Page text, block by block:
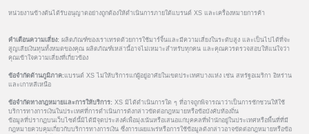
หน่วยงานข้างต้นได้รับอนุญาตอย่างถูกต้องให้ดำเนินการภายใต้แบรนด์ XS และเครื่องหมายการค้า
คำเตือนความเสี่ยง: ผลิตภัณฑ์ของเราเทรดด้วยการใช้มาร์จิ้นและมีความเสี่ยงในระดับสูง และเป็นไปได้ที่จะ
สูญเสียเงินทุนทั้งหมดของคุณ ผลิตภัณฑ์เหล่านี้อาจไม่เหมาะสำหรับทุกคน และคุณควรตรวจสอบให้แน่ใจว่า
คุณเข้าใจความเสี่ยงที่เกี่ยวข้อง
ข้อจำกัดด้านภูมิภาค: แบรนด์ XS ไม่ให้บริการแก่ผู้อยู่อาศัยในเขตประเทศบางแห่ง เช่น สหรัฐอเมริกา อิหร่าน
และเกาหลีเหนือ
ข้อจำกัดทางกฎหมายและการให้บริการ: XS มิได้ดำเนินการใด ๆ ที่อาจถูกพิจารณาว่าเป็นการชักชวนให้ใช้
บริการทางการเงินในประเทศที่การดำเนินการดังกล่าวขัดต่อกฎหมายหรือข้อบังคับท้องถิ่น
ข้อมูลที่ปรากฏบนเว็บไซต์นี้มิได้มีจุดประสงค์เพื่อมุ่งเน้นหรือเสนอแก่บุคคลที่พำนักอยู่ในประเทศหรือพื้นที่ที่มี
กฎหมายควบคุมเกี่ยวกับบริการทางการเงิน ซึ่งการเผยแพร่หรือการใช้ข้อมูลดังกล่าวอาจขัดต่อกฎหมายหรือข้อ